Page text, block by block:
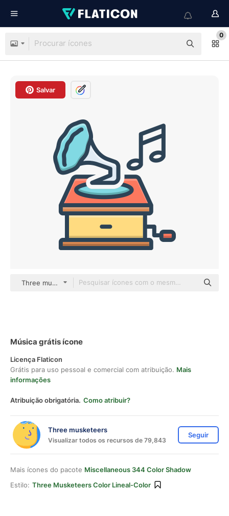
0
Salvar
Three musketeers color lineal-color
Música grátis ícone
Licença Flaticon
Grátis para uso pessoal e comercial com atribuição. Mais
informações
Atribuição obrigatória. Como atribuir?
Three musketeers
Visualizar todos os recursos de 79,843
Seguir
Mais ícones do pacote Miscellaneous 344 Color Shadow
Estilo: Three Musketeers Color Lineal-Color